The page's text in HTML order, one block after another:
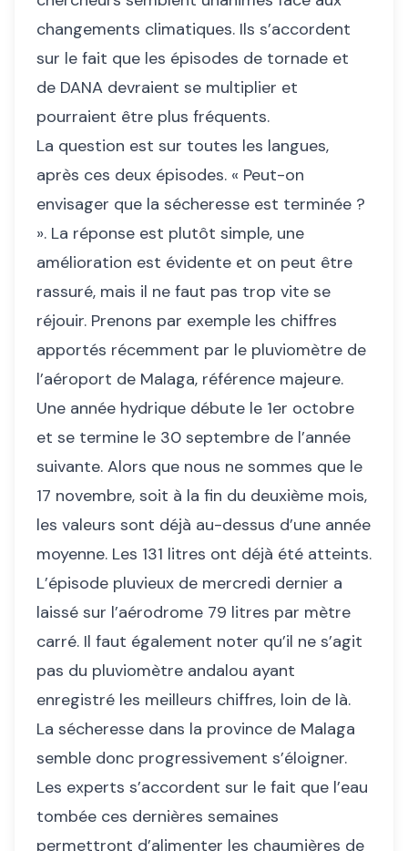
changements climatiques. Ils s’accordent
sur le fait que les épisodes de tornade et
de DANA devraient se multiplier et
pourraient être plus fréquents.
La question est sur toutes les langues,
après ces deux épisodes. « Peut-on
envisager que la sécheresse est terminée ?
». La réponse est plutôt simple, une
amélioration est évidente et on peut être
rassuré, mais il ne faut pas trop vite se
réjouir. Prenons par exemple les chiffres
apportés récemment par le pluviomètre de
l’aéroport de Malaga, référence majeure.
Une année hydrique débute le 1er octobre
et se termine le 30 septembre de l’année
suivante. Alors que nous ne sommes que le
17 novembre, soit à la fin du deuxième mois,
les valeurs sont déjà au-dessus d’une année
moyenne. Les 131 litres ont déjà été atteints.
L’épisode pluvieux de mercredi dernier a
laissé sur l’aérodrome 79 litres par mètre
carré. Il faut également noter qu’il ne s’agit
pas du pluviomètre andalou ayant
enregistré les meilleurs chiffres, loin de là.
La sécheresse dans la province de Malaga
semble donc progressivement s’éloigner.
Les experts s’accordent sur le fait que l’eau
tombée ces dernières semaines
permettront d’alimenter les chaumières de